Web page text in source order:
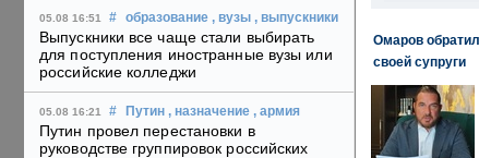
05.08 16:51 # образование , вузы , выпускники
Выпускники все чаще стали выбирать
для поступления иностранные вузы или
российские колледжи
05.08 16:21 # Путин , назначение , армия
Путин провел перестановки в
руководстве группировок российских
Омаров
своей супруги